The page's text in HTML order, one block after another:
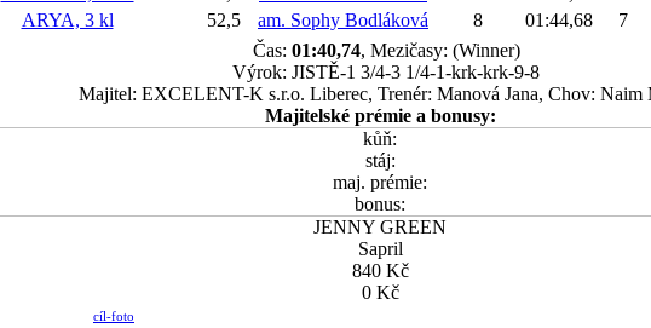
ARYA, 3 kl 52,5 am. Sophy Bodláková 8 01:44,68 7
Čas: 01:40,74, Mezičasy: (Winner)
Výrok: JISTĚ-1 3/4-3 1/4-1-krk-krk-9-8
Majitel: EXCELENT-K s.r.o. Liberec, Trenér: Manová Jana, Chov: Naim
Majitelské prémie a bonusy:
kůň:
stáj:
maj. prémie:
bonus:
JENNY GREEN
Sapril
840 Kč
0 Kč
cíl-foto